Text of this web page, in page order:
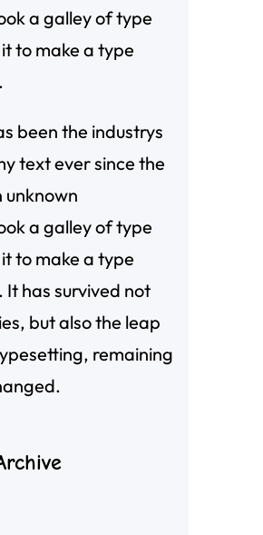
a galley of type
to make a type
been the industrys
text ever since the
unknown
a galley of type
to make a type
has survived not
but also the leap
remaining